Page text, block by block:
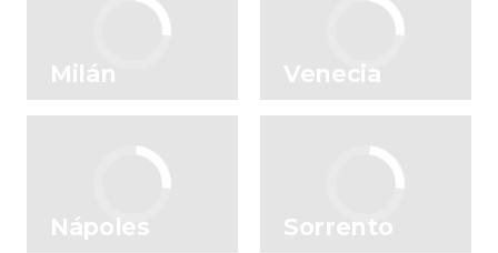
Milán Venecia
Nápoles Sorrento